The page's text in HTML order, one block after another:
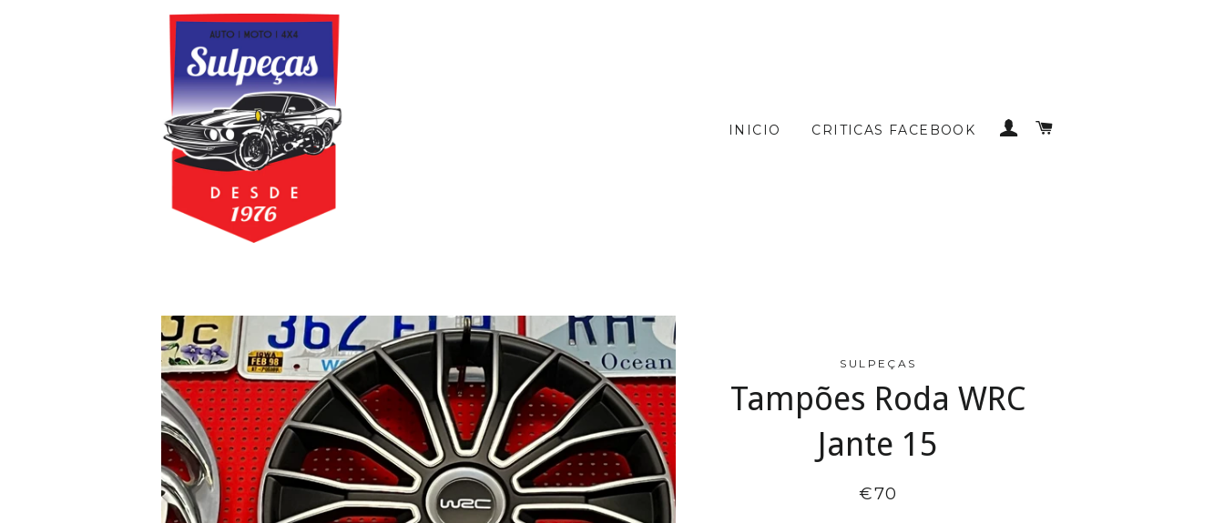
INICIO CRITICAS FACEBOOK INICIAR SESSÃO
SULPEÇAS
Tampões Roda WRC
Jante 15
€70